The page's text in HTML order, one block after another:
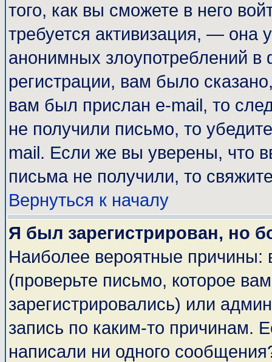
того, как вы сможете в него
требуется активизация, — она
анонимных злоупотреблений
регистрации, вам было
вам был прислан e-mail, то
не получили письмо, то
mail. Если же вы уверены, что
письма не получили, то
Вернуться к началу
Я был зарегистрирован, но
Наиболее вероятные причины:
(проверьте письмо, которое
зарегистрировались) или
запись по каким-то причинам.
написали ни одного